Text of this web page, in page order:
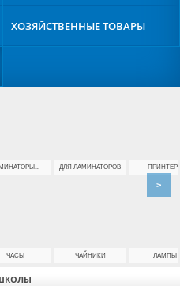
ХОЗЯЙСТВЕННЫЕТОВАРЫ
ДЛЯ ЛАМИНАТОРОВ
ЧАСЫ ЧАЙНИКИ ЛАМПЫ
>